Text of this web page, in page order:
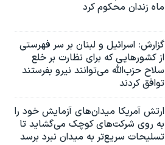
ماه زندان محکوم کرد
گزارش‌: اسرائيل و لبنان بر سر فهرستی
از کشورهایی که برای نظارت بر خلع
سلاح حزب‌الله می‌توانند نیرو بفرستند
توافق کردند
ارتش آمریکا میدان‌های آزمایش خود را
به روی شرکت‌های کوچک می‌گشاید تا
تسلیحات سریع‌تر به میدان نبرد برسد